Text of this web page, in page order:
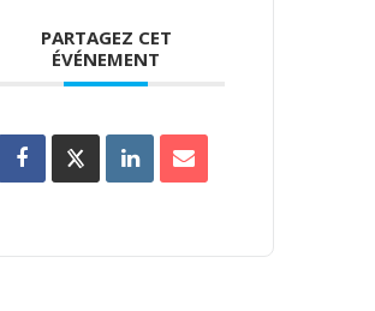
PARTAGEZ CET
ÉVÉNEMENT